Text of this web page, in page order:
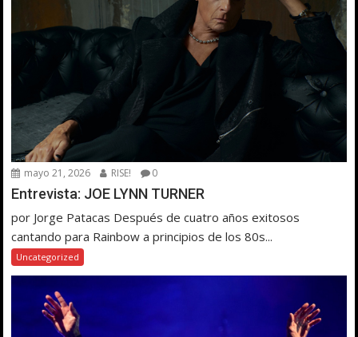
mayo 21, 2026 RISE! 0
Entrevista: JOE LYNN TURNER
por Jorge Patacas Después de cuatro años exitosos
cantando para Rainbow a principios de los 80s...
Uncategorized